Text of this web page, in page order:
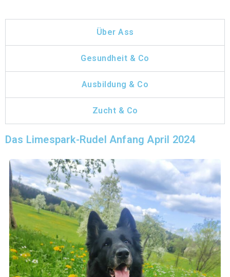
Über Ass
Gesundheit & Co
Ausbildung & Co
Zucht & Co
Das Limespark-Rudel Anfang April 2024